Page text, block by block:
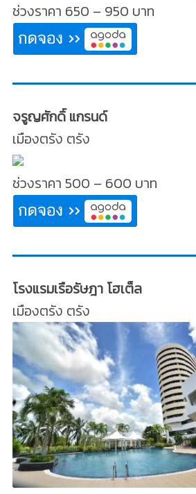
ช่วงราคา 650 – 950 บาท
จรูญศักดิ์ แกรนด์
เมืองตรัง ตรัง
ช่วงราคา 500 – 600 บาท
โรงแรมเรือรัษฎา โฮเต็ล
เมืองตรัง ตรัง